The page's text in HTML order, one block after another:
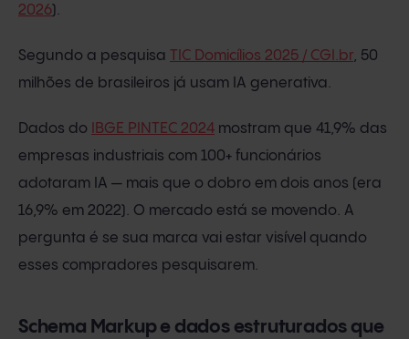
2026).
Segundo a pesquisa TIC Domicílios 2025 / CGI.br, 50
milhões de brasileiros já usam IA generativa.
Dados do IBGE PINTEC 2024 mostram que 41,9% das
empresas industriais com 100+ funcionários
adotaram IA — mais que o dobro em dois anos (era
16,9% em 2022). O mercado está se movendo. A
pergunta é se sua marca vai estar visível quando
esses compradores pesquisarem.
Schema Markup e dados estruturados que